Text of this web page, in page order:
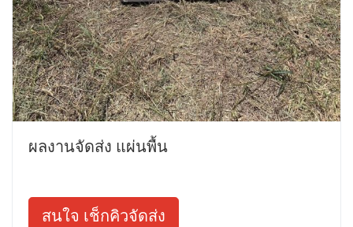
ผลงานจัดส่ง แผ่นพื้น
สนใจ เช็กคิวจัดส่ง